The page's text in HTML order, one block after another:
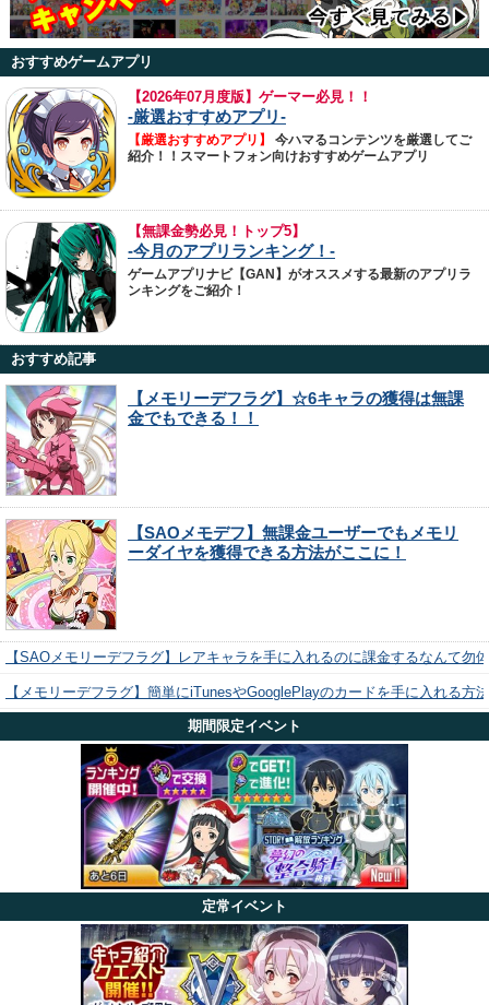
おすすめゲームアプリ
【2026年07月度版】ゲーマー必見！！
-厳選おすすめアプリ-
【厳選おすすめアプリ】
今ハマるコンテンツを厳選してご
紹介！！スマートフォン向けおすすめゲームアプリ
【無課金勢必見！トップ5】
-今月のアプリランキング！-
ゲームアプリナビ【GAN】がオススメする最新のアプリラ
ンキングをご紹介！
おすすめ記事
【メモリーデフラグ】☆6キャラの獲得は無課
金でもできる！！
【SAOメモデフ】無課金ユーザーでもメモリ
ーダイヤを獲得できる方法がここに！
【SAOメモリーデフラグ】レアキャラを手に入れるのに課金するなんて勿
【メモリーデフラグ】簡単にiTunesやGooglePlayのカードを手に入れる方
期間限定イベント
定常イベント